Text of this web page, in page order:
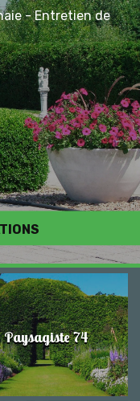
- Entretien de
Paysagiste 74